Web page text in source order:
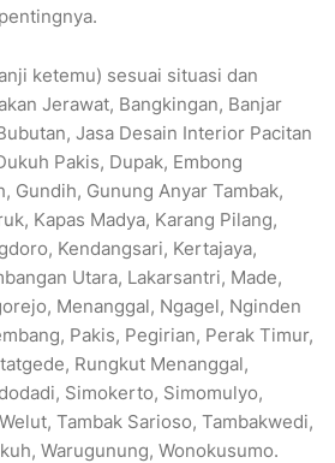
ketemu) sesuai situasi dan
Jerawat, Bangkingan, Banjar
Jasa Desain Interior Pacitan
Pakis, Dupak, Embong
Gundih, Gunung Anyar Tambak,
Kapas Madya, Karang Pilang,
Kendangsari, Kertajaya,
Utara, Lakarsantri, Made,
Menanggal, Ngagel, Nginden
Pakis, Pegirian, Perak Timur,
Rungkut Menanggal,
Simokerto, Simomulyo,
Tambak Sarioso, Tambakwedi,
Warugunung, Wonokusumo.